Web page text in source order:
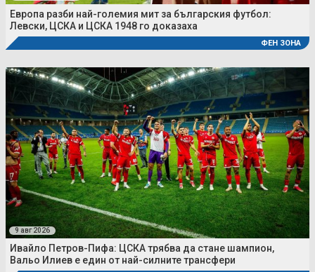
Европа разби най-големия мит за българския футбол:
Левски, ЦСКА и ЦСКА 1948 го доказаха
ФЕН ЗОНА
9 авг 2026
Ивайло Петров-Пифа: ЦСКА трябва да стане шампион,
Вальо Илиев е един от най-силните трансфери